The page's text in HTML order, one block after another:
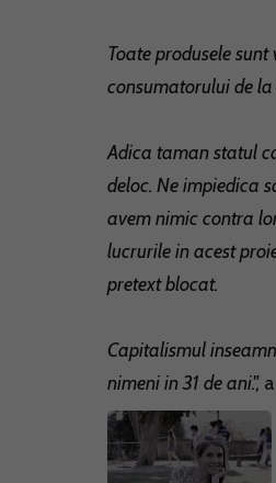
Toate produsele
consumatorului de
Adica taman statul
deloc. Ne impiedica
avem nimic contra
lucrurile in acest
pretext blocat.
Capitalismul
nimeni in 31 de ani.",